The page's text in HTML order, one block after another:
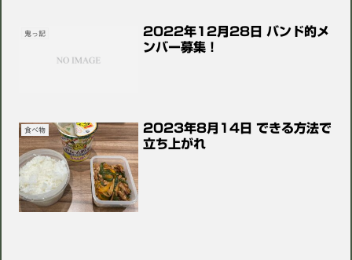
鬼っ記
2022年12月28日 バンド的メ
ンバー募集！
食べ物
2023年8月14日 できる方法で
立ち上がれ